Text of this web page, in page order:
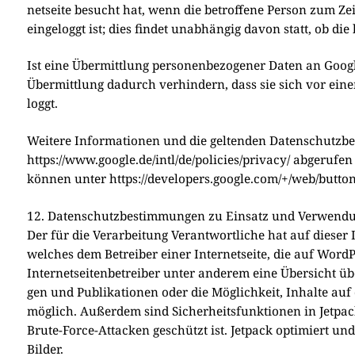
net­sei­te besucht hat, wenn die betrof­fe­ne Per­son zum
ein­ge­loggt ist; dies fin­det unab­hän­gig davon statt, ob
Ist eine Über­mitt­lung per­so­nen­be­zo­ge­ner Daten an
Über­mitt­lung dadurch ver­hin­dern, dass sie sich vor
loggt.
Wei­te­re Infor­ma­tio­nen und die gel­ten­den
https://www.google.de/intl/de/policies/privacy/
kön­nen unter https://developers.google.com/+/web/
12. Datenschutzbestimmungen zu Einsatz und
Der für die Ver­ar­bei­tung Ver­ant­wort­li­che hat auf die­ser
wel­ches dem Betrei­ber einer Inter­net­sei­te, die auf
Inter­net­sei­ten­be­trei­ber unter ande­rem eine Über­sicht
gen und Publi­ka­tio­nen oder die Mög­lich­keit, Inhal­te
mög­lich. Außer­dem sind Sicher­heits­funk­tio­nen in
Brute-Force-Attacken geschützt ist. Jet­pack opti­miert
Bil­der.